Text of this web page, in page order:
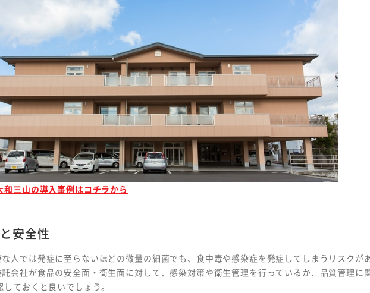
三山の導入事例はコチラから
安全性
人では発症に至らないほどの微量の細菌でも、食中毒や感染症を発症してしまうリスクが
会社が食品の安全面・衛生面に対して、感染対策や衛生管理を行っているか、品質管理に
ておくと良いでしょう。